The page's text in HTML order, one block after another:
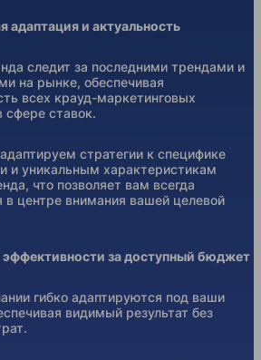
адаптация и актуальность
следит за последними трендами и
на рынке, обеспечивая
всех крауд-маркетинговых
сфере ставок.
стратегии к специфике
и уникальным характеристикам
что позволяет вам всегда
в центре внимания вашей целевой
за доступный бюджет
гибко адаптируются под ваши
видимый результат без